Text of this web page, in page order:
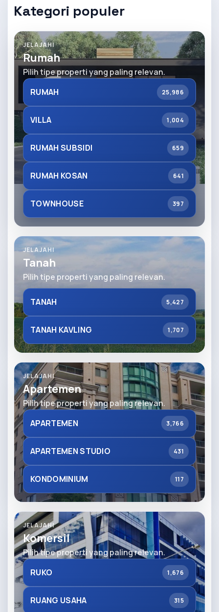
Kategori populer
JELAJAHI
Rumah
Pilih tipe properti yang paling relevan.
RUMAH
25,986
VILLA 1,004
RUMAH SUBSIDI 659
RUMAH KOSAN 641
TOWNHOUSE 397
JELAJAHI
Tanah
Pilih tipe properti yang paling relevan.
TANAH 5,427
TANAH KAVLING 1,707
JELAJAHI
Apartemen
Pilih tipe properti yang paling relevan.
APARTEMEN
3,766
APARTEMEN STUDIO 431
KONDOMINIUM 117
JELAJAHI
Komersil
Pilih tipe properti yang paling relevan.
RUKO
1,676
RUANG USAHA 315